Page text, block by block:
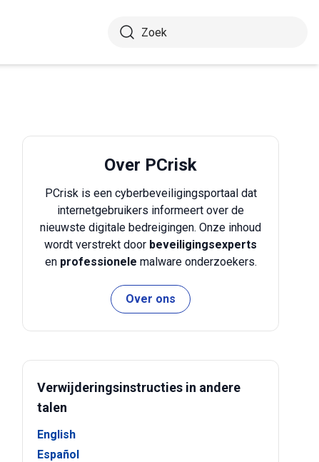
Over PCrisk
PCrisk is een cyberbeveiligingsportaal dat
internetgebruikers informeert over de
nieuwste digitale bedreigingen. Onze inhoud
wordt verstrekt door beveiligingsexperts
en professionele malware onderzoekers.
Over ons
Verwijderingsinstructies in andere
talen
English
Español